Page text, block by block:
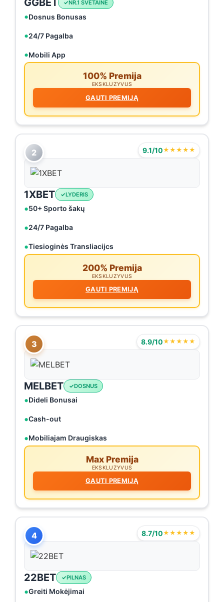
GGBET NR.1 SVETAINĖ
Dosnus Bonusas
24/7 Pagalba
Mobili App
100% Premija
EKSKLUZYVUS
GAUTI PREMIJĄ
2 9.1/10★★★★★
1XBET LYDERIS
50+ Sporto šakų
24/7 Pagalba
Tiesioginės Transliacijcs
200% Premija
EKSKLUZYVUS
GAUTI PREMIJĄ
3 8.9/10★★★★★
MELBET DOSNUS
Dideli Bonusai
Cash-out
Mobiliajam Draugiskas
Max Premija
EKSKLUZYVUS
GAUTI PREMIJĄ
4 8.7/10★★★★★
22BET PILNAS
Greiti Mokėjimai